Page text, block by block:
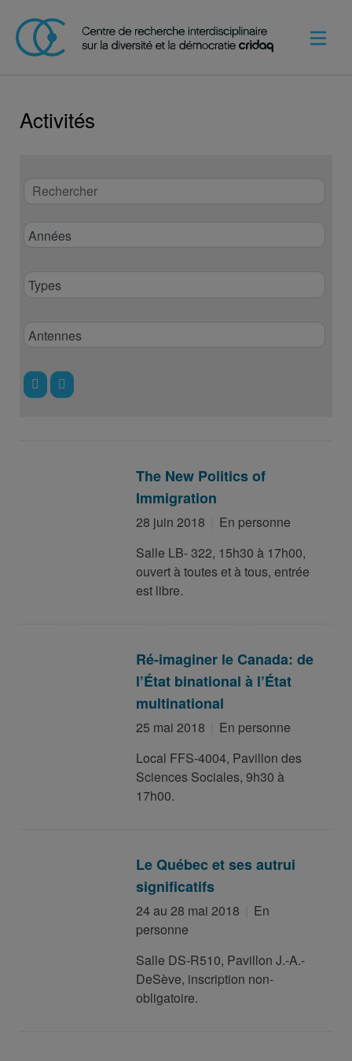
Activités
Rechercher
Années
Types
Antennes
The New Politics of
Immigration
28 juin 2018
En personne
Salle LB- 322, 15h30 à 17h00,
ouvert à toutes et à tous, entrée
est libre.
Ré-imaginer le Canada: de
l’État binational à l’État
multinational
25 mai 2018
En personne
Local FFS-4004, Pavillon des
Sciences Sociales, 9h30 à
17h00.
Le Québec et ses autrui
significatifs
24 au 28 mai 2018
En
personne
Salle DS-R510, Pavillon J.-A.-
DeSève, inscription non-
obligatoire.